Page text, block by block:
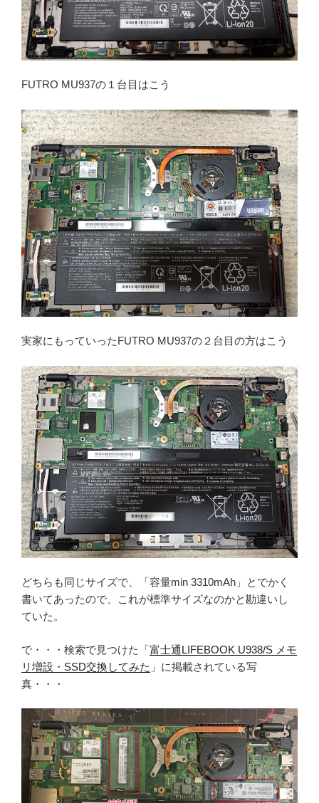
FUTRO MU937の１台目はこう
実家にもっていったFUTRO MU937の２台目の方はこう
どちらも同じサイズで、「容量min 3310mAh」とでかく
書いてあったので、これが標準サイズなのかと勘違いし
ていた。
で・・・検索で見つけた「富士通LIFEBOOK U938/S メモ
リ増設・SSD交換してみた 」に掲載されている写
真・・・